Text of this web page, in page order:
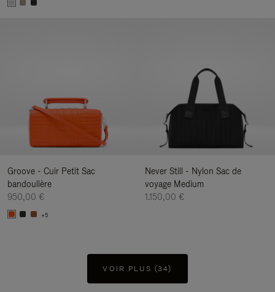
Groove - Cuir Petit Sac
bandoulière
950,00 €
+5
Never Still - Nylon Sac de
voyage Medium
1.150,00 €
VOIR PLUS (34)